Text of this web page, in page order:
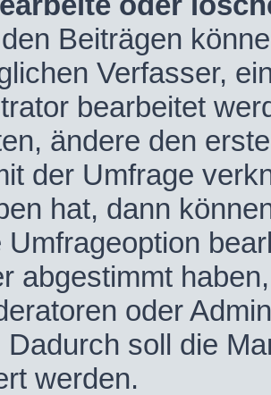
Beiträgen
Verfasser,
bearbeitet
ändere den
der Umfrage
hat, dann
Umfrageoption
abgestimmt
oder
Dadurch soll die
werden.